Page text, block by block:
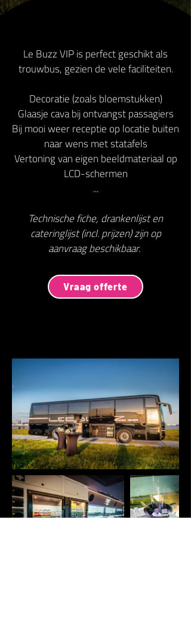
Le Buzz VIP is perfect geschikt als
trouwbus, gezien de vele faciliteiten.
Decoratie (zoals bloemstukken)
Glaasje cava bij ontvangst passagiers
Bij mooi weer receptie op locatie buiten
naar wens met statafels
Vertoning van eigen beeldmateriaal op
LCD-schermen
...
Technische fiche, drankenlijst en
cateringlijst (incl. prijzen) zijn op
aanvraag beschikbaar.
Vraag offerte